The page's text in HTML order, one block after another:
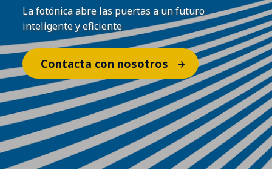
La fotónica abre las puertas a un futuro
inteligente y eficiente
Contacta con nosotros